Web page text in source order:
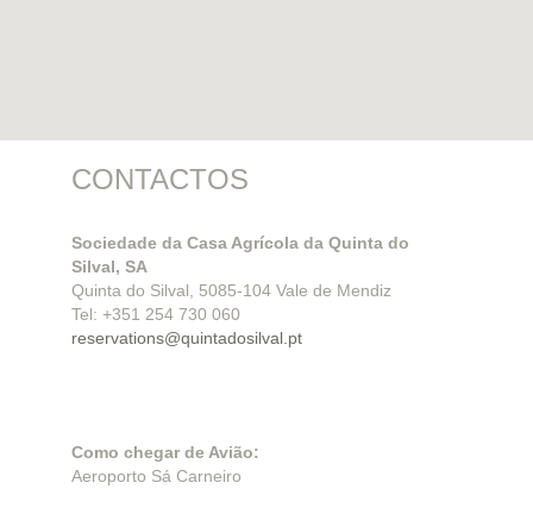
CONTACTOS
Sociedade da Casa Agrícola da Quinta do
Silval, SA
Quinta do Silval, 5085-104 Vale de Mendiz
Tel: +351 254 730 060
reservations@quintadosilval.pt
Como chegar de Avião:
Aeroporto Sá Carneiro